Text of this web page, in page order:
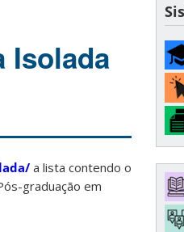
Isolada
a lista contendo o
graduação em